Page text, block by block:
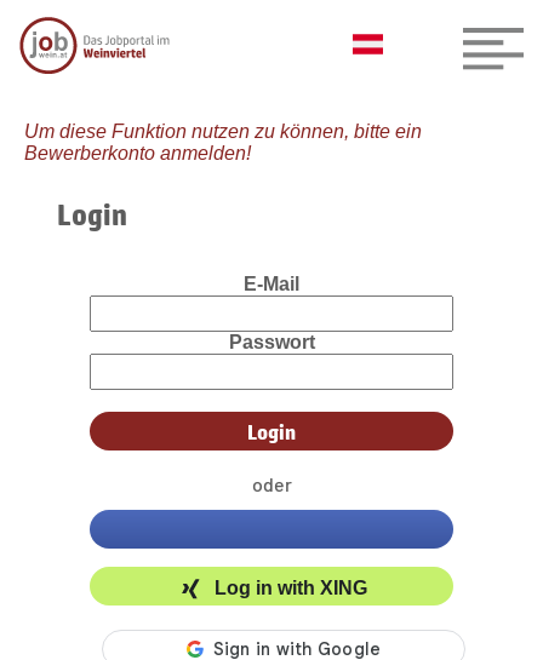
Um diese Funktion nutzen zu können, bitte ein
Bewerberkonto anmelden!
Login
E-Mail
Passwort
oder
Log in with XING